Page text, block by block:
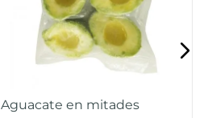
Aguacate en mitades